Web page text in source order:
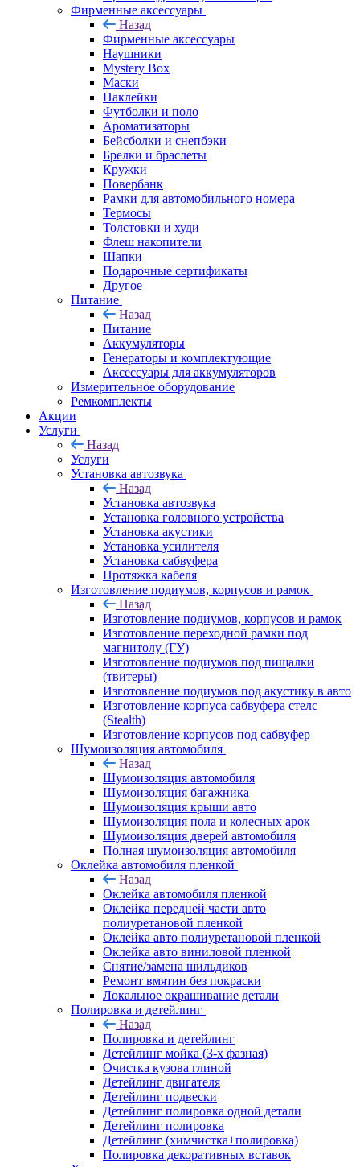
Фирменные аксессуары
Назад
Фирменные аксессуары
Наушники
Mystery Box
Маски
Наклейки
Футболки и поло
Ароматизаторы
Бейсболки и снепбэки
Брелки и браслеты
Кружки
Повербанк
Рамки для автомобильного номера
Термосы
Толстовки и худи
Флеш накопители
Шапки
Подарочные сертификаты
Другое
Питание
Назад
Питание
Аккумуляторы
Генераторы и комплектующие
Аксессуары для аккумуляторов
Измерительное оборудование
Ремкомплекты
Акции
Услуги
Назад
Услуги
Установка автозвука
Назад
Установка автозвука
Установка головного устройства
Установка акустики
Установка усилителя
Установка сабвуфера
Протяжка кабеля
Изготовление подиумов, корпусов и рамок
Назад
Изготовление подиумов, корпусов и рамок
Изготовление переходной рамки под
магнитолу (ГУ)
Изготовление подиумов под пищалки
(твитеры)
Изготовление подиумов под акустику в авто
Изготовление корпуса сабвуфера стелс
(Stealth)
Изготовление корпусов под сабвуфер
Шумоизоляция автомобиля
Назад
Шумоизоляция автомобиля
Шумоизоляция багажника
Шумоизоляция крыши авто
Шумоизоляция пола и колесных арок
Шумоизоляция дверей автомобиля
Полная шумоизоляция автомобиля
Оклейка автомобиля пленкой
Назад
Оклейка автомобиля пленкой
Оклейка передней части авто
полиуретановой пленкой
Оклейка авто полиуретановой пленкой
Оклейка авто виниловой пленкой
Снятие/замена шильдиков
Ремонт вмятин без покраски
Локальное окрашивание детали
Полировка и детейлинг
Назад
Полировка и детейлинг
Детейлинг мойка (3-х фазная)
Очистка кузова глиной
Детейлинг двигателя
Детейлинг подвески
Детейлинг полировка одной детали
Детейлинг полировка
Детейлинг (химчистка+полировка)
Полировка декоративных вставок